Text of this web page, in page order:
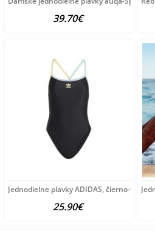
39.70€
Jednodielne plavky ADIDAS, čierno-
25.90€